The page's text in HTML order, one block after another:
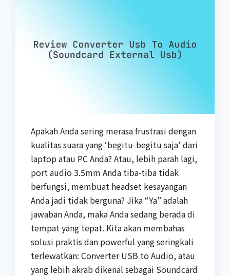
Apakah Anda sering merasa frustrasi dengan
kualitas suara yang ‘begitu-begitu saja’ dari
laptop atau PC Anda? Atau, lebih parah lagi,
port audio 3.5mm Anda tiba-tiba tidak
berfungsi, membuat headset kesayangan
Anda jadi tidak berguna? Jika “Ya” adalah
jawaban Anda, maka Anda sedang berada di
tempat yang tepat. Kita akan membahas
solusi praktis dan powerful yang seringkali
terlewatkan: Converter USB to Audio, atau
yang lebih akrab dikenal sebagai Soundcard